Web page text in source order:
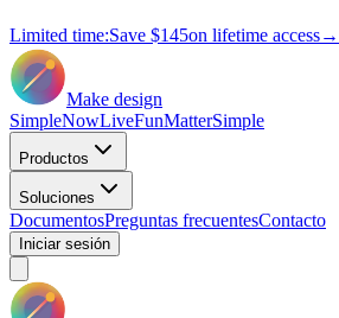
Limited time:Save $145on lifetime access→
Make design
SimpleNowLiveFunMatterSimple
Productos
Soluciones
DocumentosPreguntas frecuentesContacto
Iniciar sesión